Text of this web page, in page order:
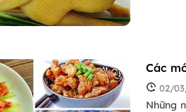
Các
02/
Những